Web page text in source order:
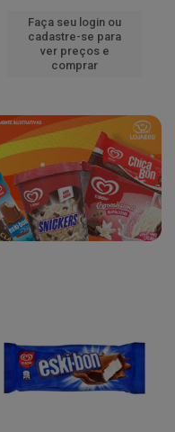
Faça seu login ou
cadastre-se para
ver preços e
comprar